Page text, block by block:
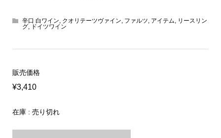
辛口 白ワイン クオリテーツヴァイン ファルツ アイテム
リースリン
グ, ドイツワイン
販売価格
¥3,410
在庫 : 売り切れ